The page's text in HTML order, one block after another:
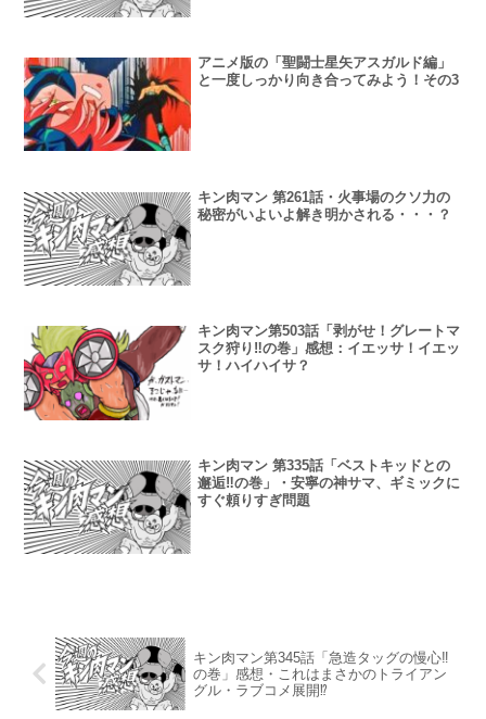
アニメ版の「聖闘士星矢アスガルド編」
と一度しっかり向き合ってみよう！その3
キン肉マン 第261話・火事場のクソ力の
秘密がいよいよ解き明かされる・・・？
キン肉マン第503話「剥がせ！グレートマ
スク狩り‼︎の巻」感想：イエッサ！イエッ
サ！ハイハイサ？
キン肉マン 第335話「ベストキッドとの
邂逅‼︎の巻」・安寧の神サマ、ギミックに
すぐ頼りすぎ問題
キン肉マン第345話「急造タッグの慢心‼︎
の巻」感想・これはまさかのトライアン
グル・ラブコメ展開⁉︎